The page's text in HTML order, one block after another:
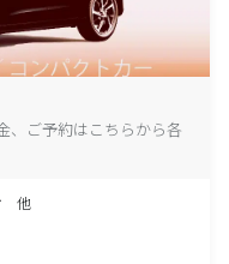
、ご予約はこちらから各
他